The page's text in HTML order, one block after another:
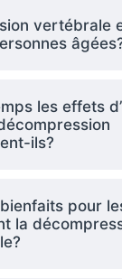
vertébrale
les effets
ils?
pour
la